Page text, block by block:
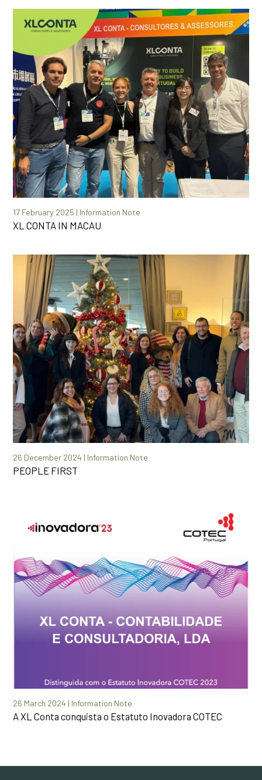
17 February 2025 | Information Note
XL CONTA IN MACAU
26 December 2024 | Information Note
PEOPLE FIRST
26 March 2024 | Information Note
A XL Conta conquista o Estatuto Inovadora COTEC